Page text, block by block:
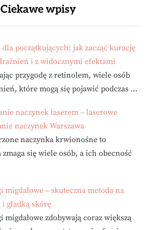
Ciekawe wpisy
początkujących: jak zacząć kurację
i z widocznymi efektami
przygodę z retinolem, wiele osób
które mogą się pojawić podczas …
naczynek laserem – laserowe
naczynek Warszawa
naczynka krwionośne to
się wiele osób, a ich obecność
migdałowe – skuteczna metoda na
gładką skórę
migdałowe zdobywają coraz większą